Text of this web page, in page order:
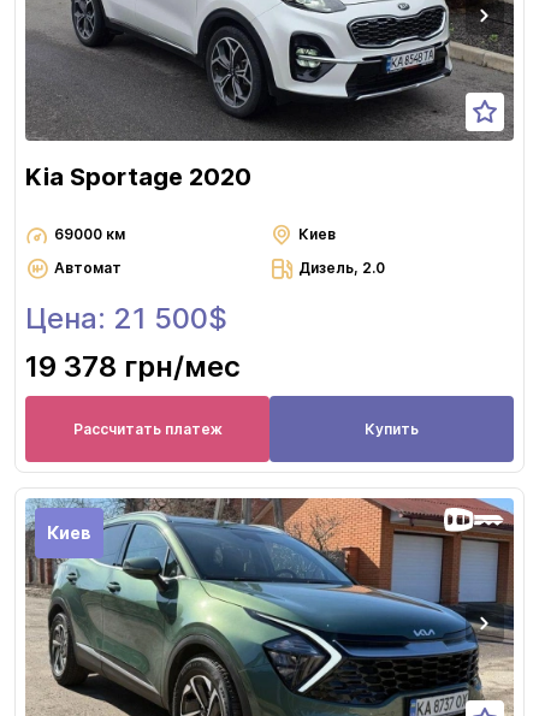
Kia Sportage 2020
69000 км
Киев
Автомат
Дизель, 2.0
Цена: 21 500$
19 378 грн/мес
Рассчитать платеж Купить
Киев